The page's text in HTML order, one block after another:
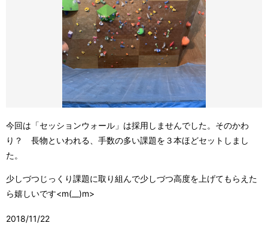
今回は「セッションウォール」は採用しませんでした。そのかわ
り？ 長物といわれる、手数の多い課題を３本ほどセットしまし
た。
少しづつじっくり課題に取り組んで少しづつ高度を上げてもらえた
ら嬉しいです<m(__)m>
2018/11/22